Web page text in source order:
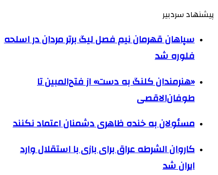
پیشنهاد سردبیر
سپاهان قهرمان نیم فصل لیگ برتر مردان در اسلحه
فلوره شد
«هنرمندان کلنگ به دست» از فتح‌المبین تا
طوفان‌الاقصی
مسئولان به خنده ظاهری دشمنان اعتماد نکنند
کاروان الشرطه عراق برای بازی با استقلال وارد
ایران شد